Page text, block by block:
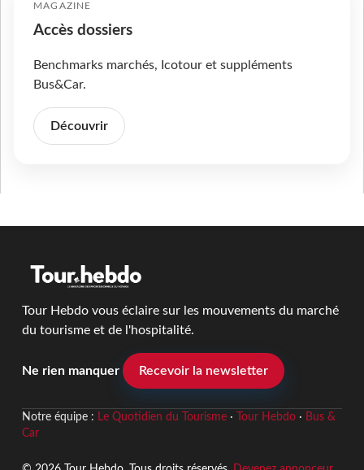
MAGAZINE
Accès dossiers
Benchmarks marchés, Icotour et suppléments
Bus&Car.
Découvrir
Tour Hebdo vous éclaire sur les mouvements du marché
du tourisme et de l'hospitalité.
Ne rien manquer Recevoir la newsletter
Notre équipe : Le Quotidien du Tourisme· Tour Hebdo· Bus &
Car